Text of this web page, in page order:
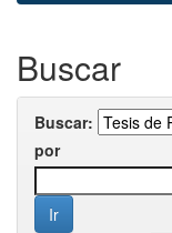
Buscar
Buscar:
por